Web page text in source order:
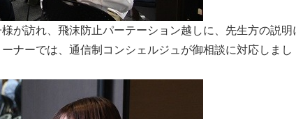
が訪れ、飛沫防止パーテーション越しに、先生方の説明
ナーでは、通信制コンシェルジュが御相談に対応しまし